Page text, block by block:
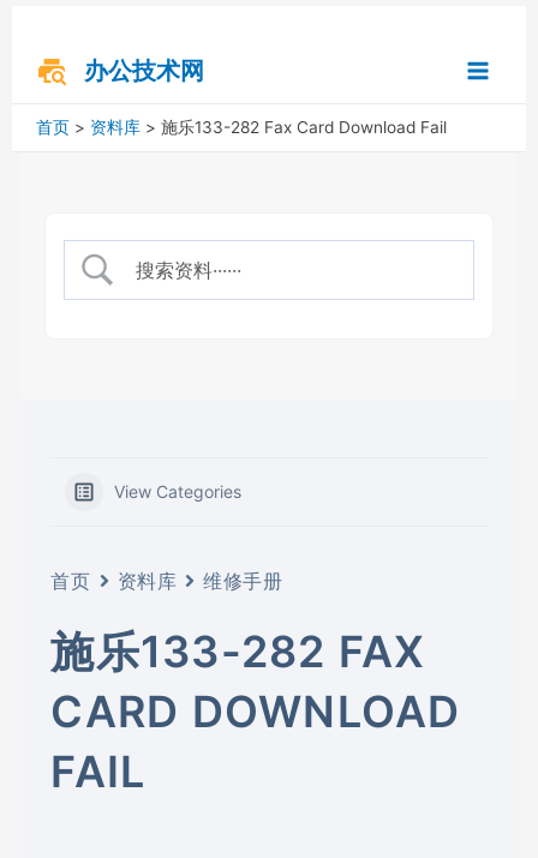
办公技术网
Menu
首页 资料库 施乐133-282 Fax Card Download Fail
View Categories
首页 资料库 维修手册
施乐133-282 FAX
CARD DOWNLOAD
FAIL